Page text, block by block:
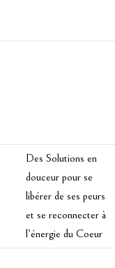
Des Solutions en
douceur pour se
libérer de ses peurs
et se reconnecter à
l’énergie du Coeur